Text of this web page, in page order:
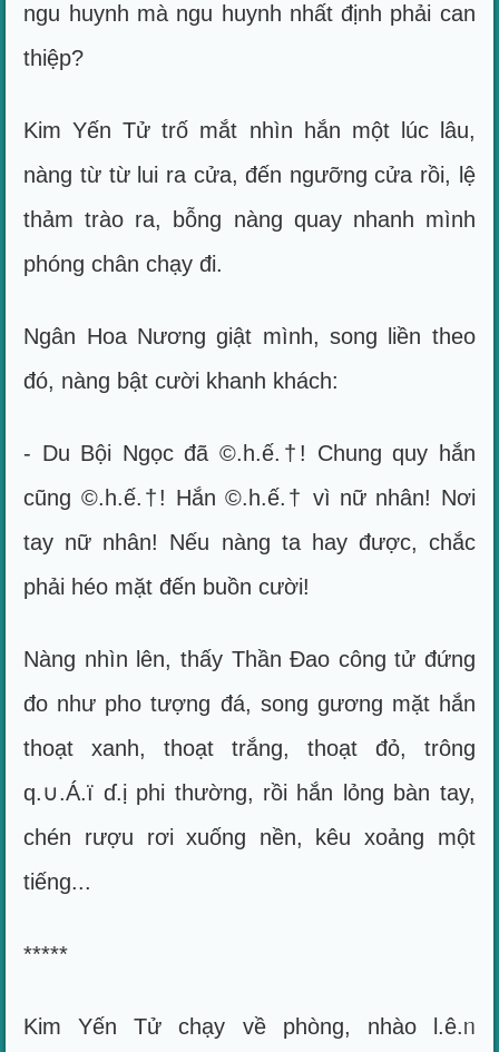
ngu huynh mà ngu huynh nhất định phải can
thiệp?
Kim Yến Tử trố mắt nhìn hắn một lúc lâu,
nàng từ từ lui ra cửa, đến ngưỡng cửa rồi, lệ
thảm trào ra, bỗng nàng quay nhanh mình
phóng chân chạy đi.
Ngân Hoa Nương giật mình, song liền theo
đó, nàng bật cười khanh khách:
- Du Bội Ngọc đã ©.h.ế.†! Chung quy hắn
cũng ©.h.ế.†! Hắn ©.h.ế.† vì nữ nhân! Nơi
tay nữ nhân! Nếu nàng ta hay được, chắc
phải héo mặt đến buồn cười!
Nàng nhìn lên, thấy Thần Đao công tử đứng
đo như pho tượng đá, song gương mặt hắn
thoạt xanh, thoạt trắng, thoạt đỏ, trông
q.∪.Á.ï ɗ.ị phi thường, rồi hắn lỏng bàn tay,
chén rượu rơi xuống nền, kêu xoảng một
tiếng...
*****
Kim Yến Tử chạy về phòng, nhào l.ê.ᥒ